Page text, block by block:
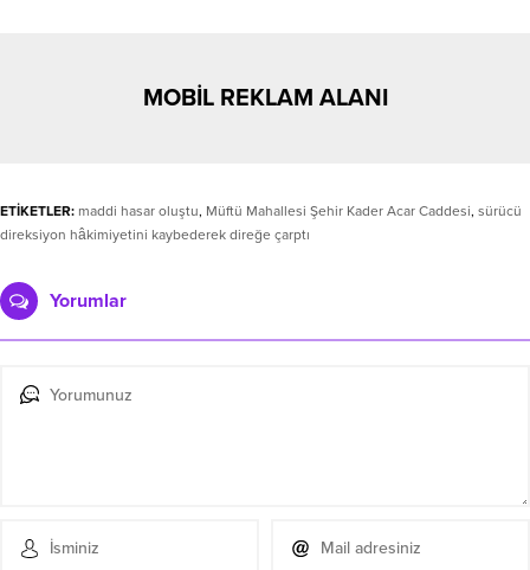
MOBİL REKLAM ALANI
ETİKETLER: maddi hasar oluştu, Müftü Mahallesi Şehir Kader Acar Caddesi, sürücü
direksiyon hâkimiyetini kaybederek direğe çarptı
Yorumlar